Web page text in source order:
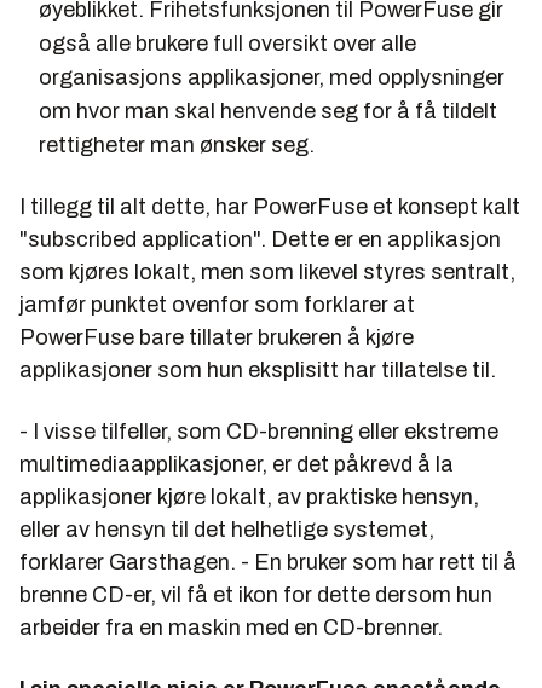
øyeblikket. Frihetsfunksjonen til PowerFuse gir
også alle brukere full oversikt over alle
organisasjons applikasjoner, med opplysninger
om hvor man skal henvende seg for å få tildelt
rettigheter man ønsker seg.
I tillegg til alt dette, har PowerFuse et konsept kalt
"subscribed application". Dette er en applikasjon
som kjøres lokalt, men som likevel styres sentralt,
jamfør punktet ovenfor som forklarer at
PowerFuse bare tillater brukeren å kjøre
applikasjoner som hun eksplisitt har tillatelse til.
- I visse tilfeller, som CD-brenning eller ekstreme
multimediaapplikasjoner, er det påkrevd å la
applikasjoner kjøre lokalt, av praktiske hensyn,
eller av hensyn til det helhetlige systemet,
forklarer Garsthagen. - En bruker som har rett til å
brenne CD-er, vil få et ikon for dette dersom hun
arbeider fra en maskin med en CD-brenner.